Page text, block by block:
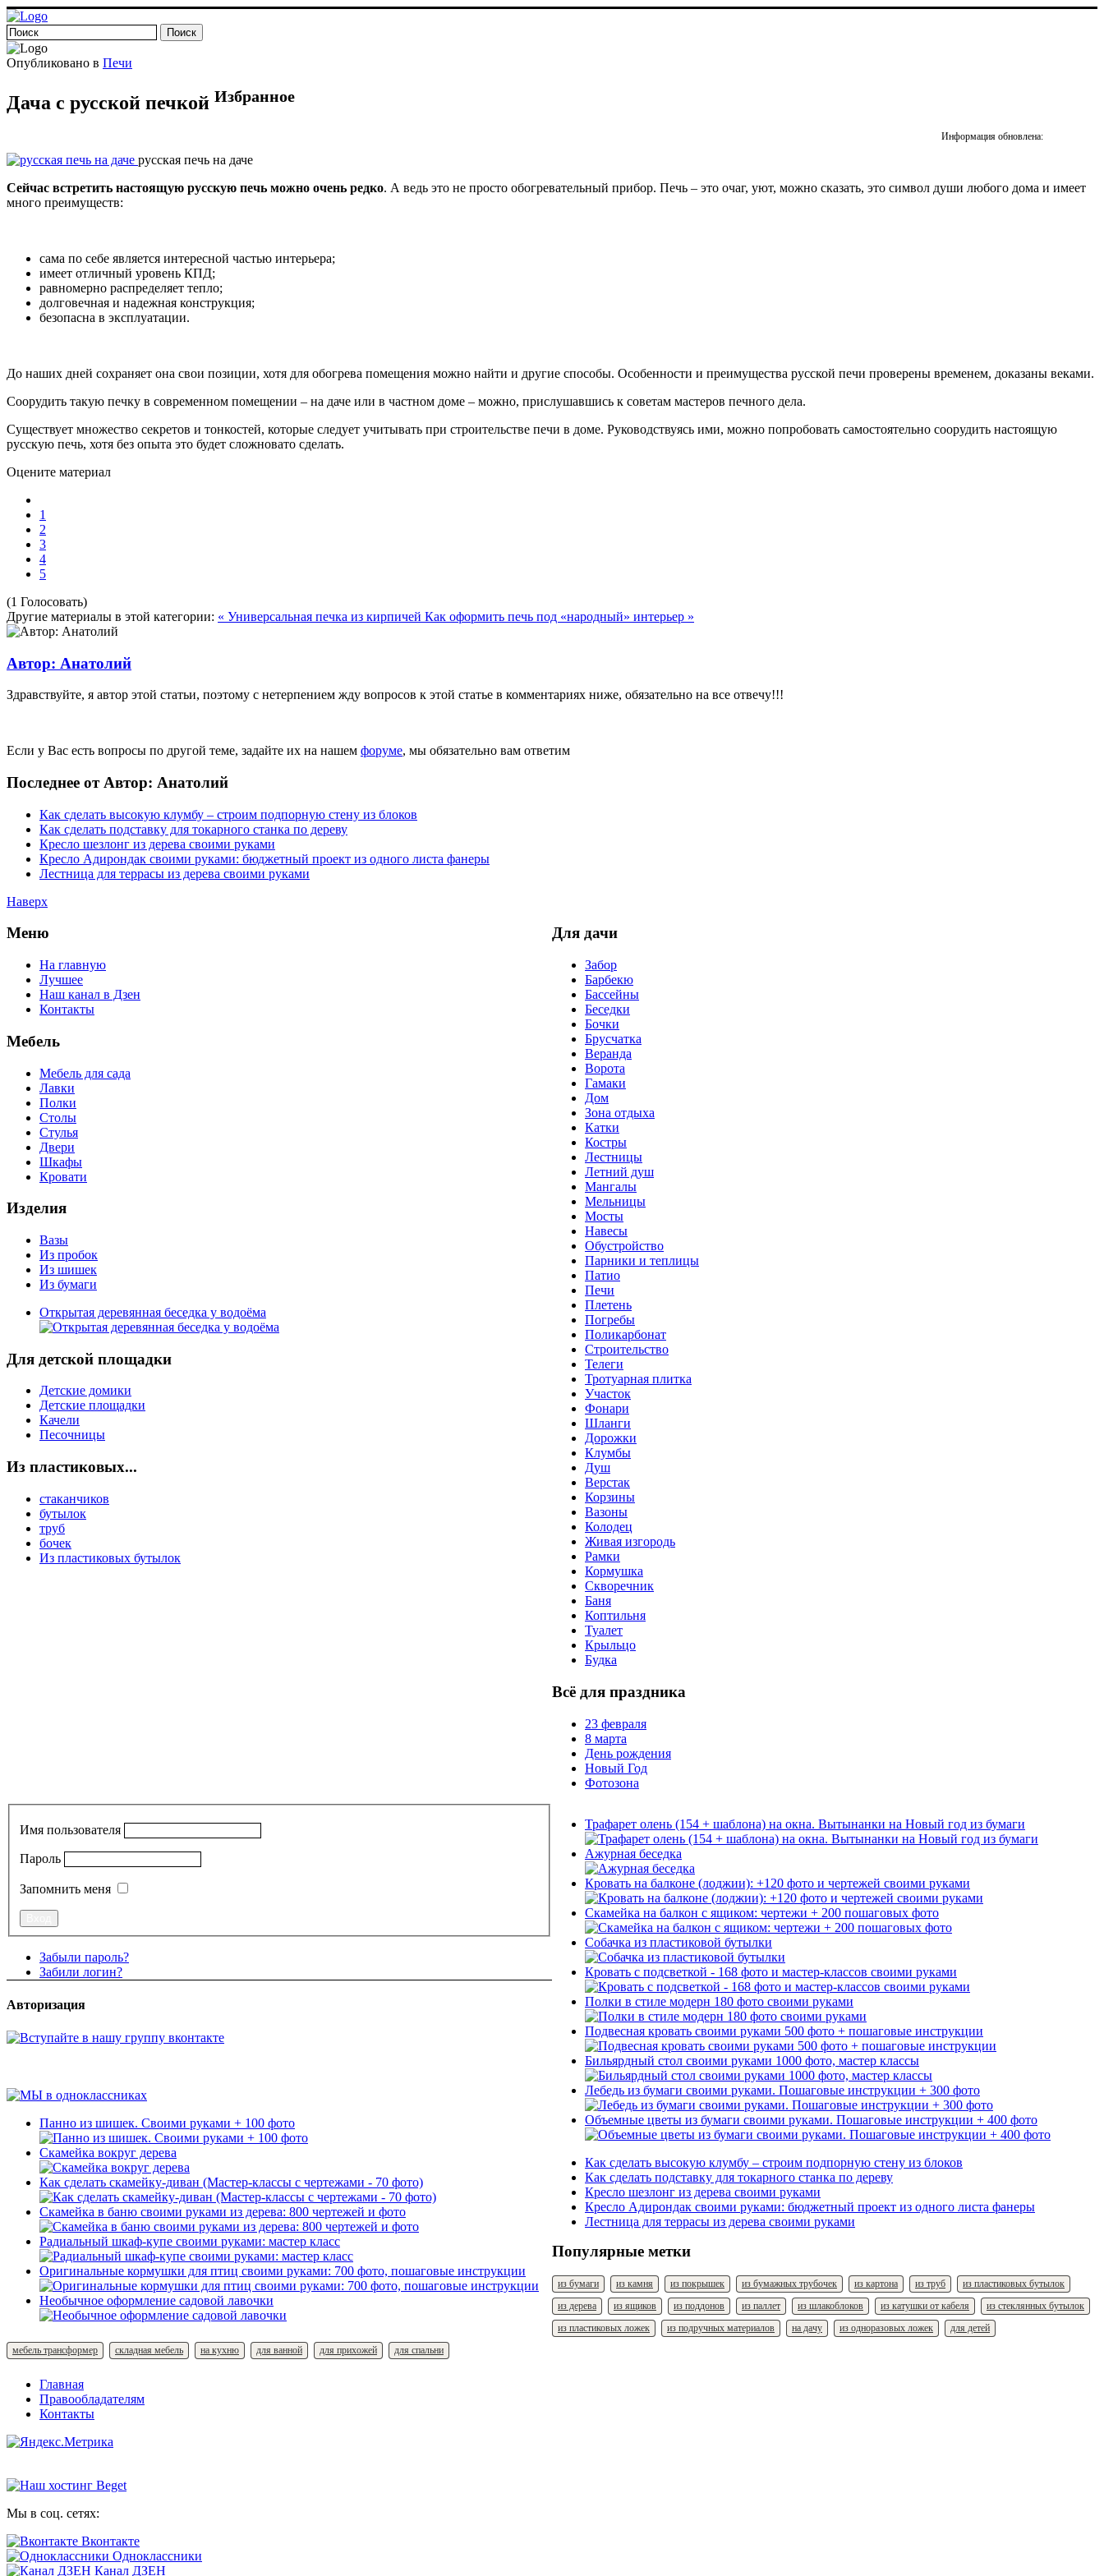
Опубликовано в Печи
Дача с русской печкой Избранное
Информация обновлена:
русская печь на даче
Сейчас встретить настоящую русскую печь можно очень редко. А ведь это не просто обогревательный прибор. Печь – это очаг, уют, можно сказать, это символ души любого дома и имеет
много преимуществ:
сама по себе является интересной частью интерьера;
имеет отличный уровень КПД;
равномерно распределяет тепло;
долговечная и надежная конструкция;
безопасна в эксплуатации.
До наших дней сохраняет она свои позиции, хотя для обогрева помещения можно найти и другие способы. Особенности и преимущества русской печи проверены временем, доказаны веками.
Соорудить такую печку в современном помещении – на даче или в частном доме – можно, прислушавшись к советам мастеров печного дела.
Существует множество секретов и тонкостей, которые следует учитывать при строительстве печи в доме. Руководствуясь ими, можно попробовать самостоятельно соорудить настоящую
русскую печь, хотя без опыта это будет сложновато сделать.
Оцените материал
1
2
3
4
5
(1 Голосовать)
Другие материалы в этой категории: « Универсальная печка из кирпичей Как оформить печь под «народный» интерьер »
Автор: Анатолий
Здравствуйте, я автор этой статьи, поэтому с нетерпением жду вопросов к этой статье в комментариях ниже, обязательно на все отвечу!!!
Если у Вас есть вопросы по другой теме, задайте их на нашем форуме, мы обязательно вам ответим
Последнее от Автор: Анатолий
Как сделать высокую клумбу – строим подпорную стену из блоков
Как сделать подставку для токарного станка по дереву
Кресло шезлонг из дерева своими руками
Кресло Адирондак своими руками: бюджетный проект из одного листа фанеры
Лестница для террасы из дерева своими руками
Наверх
Меню
На главную
Лучшее
Наш канал в Дзен
Контакты
Мебель
Мебель для сада
Лавки
Полки
Столы
Стулья
Двери
Шкафы
Кровати
Изделия
Вазы
Из пробок
Из шишек
Из бумаги
Открытая деревянная беседка у водоёма
Для детской площадки
Детские домики
Детские площадки
Качели
Песочницы
Из пластиковых...
стаканчиков
бутылок
труб
бочек
Из пластиковых бутылок
Для дачи
Забор
Барбекю
Бассейны
Беседки
Бочки
Брусчатка
Веранда
Ворота
Гамаки
Дом
Зона отдыха
Катки
Костры
Лестницы
Летний душ
Мангалы
Мельницы
Мосты
Навесы
Обустройство
Парники и теплицы
Патио
Печи
Плетень
Погребы
Поликарбонат
Строительство
Телеги
Тротуарная плитка
Участок
Фонари
Шланги
Дорожки
Клумбы
Душ
Верстак
Корзины
Вазоны
Колодец
Живая изгородь
Рамки
Кормушка
Скворечник
Баня
Коптильня
Туалет
Крыльцо
Будка
Всё для праздника
23 февраля
8 марта
День рождения
Новый Год
Фотозона
Имя пользователя
Пароль
Запомнить меня
Забыли пароль?
Забили логин?
Авторизация
Панно из шишек. Своими руками + 100 фото
Скамейка вокруг дерева
Как сделать скамейку-диван (Мастер-классы с чертежами - 70 фото)
Скамейка в баню своими руками из дерева: 800 чертежей и фото
Радиальный шкаф-купе своими руками: мастер класс
Оригинальные кормушки для птиц своими руками: 700 фото, пошаговые инструкции
Необычное оформление садовой лавочки
Трафарет олень (154 + шаблона) на окна. Вытынанки на Новый год из бумаги
Ажурная беседка
Кровать на балконе (лоджии): +120 фото и чертежей своими руками
Скамейка на балкон с ящиком: чертежи + 200 пошаговых фото
Собачка из пластиковой бутылки
Кровать с подсветкой - 168 фото и мастер-классов своими руками
Полки в стиле модерн 180 фото своими руками
Подвесная кровать своими руками 500 фото + пошаговые инструкции
Бильярдный стол своими руками 1000 фото, мастер классы
Лебедь из бумаги своими руками. Пошаговые инструкции + 300 фото
Объемные цветы из бумаги своими руками. Пошаговые инструкции + 400 фото
Как сделать высокую клумбу – строим подпорную стену из блоков
Как сделать подставку для токарного станка по дереву
Кресло шезлонг из дерева своими руками
Кресло Адирондак своими руками: бюджетный проект из одного листа фанеры
Лестница для террасы из дерева своими руками
Популярные метки
из бумаги из камня из покрышек из бумажных трубочек из картона из труб
из пластиковых бутылок
из дерева
из ящиков из поддонов из паллет из шлакоблоков из катушки от кабеля
из стеклянных бутылок
из пластиковых ложек
из подручных материалов на дачу из одноразовых ложек
для детей
мебель трансформер
складная мебель на кухню для ванной для прихожей для спальни
Главная
Правообладателям
Контакты
Мы в соц. сетях:
Вконтакте
Одноклассники
Канал ДЗЕН